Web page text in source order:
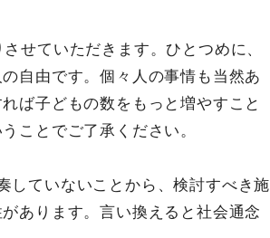
せていただきます。ひとつめに、
自由です。個々人の事情も当然あ
ば子どもの数をもっと増やすこと
ことでご了承ください。
していないことから、検討すべき施
あります。言い換えると社会通念